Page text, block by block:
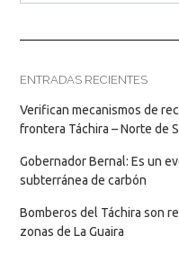
ENTRADAS RECIENTES
Verifican mecanismos de
frontera Táchira – Norte de
Gobernador Bernal: Es un
subterránea de carbón
Bomberos del Táchira son
zonas de La Guaira